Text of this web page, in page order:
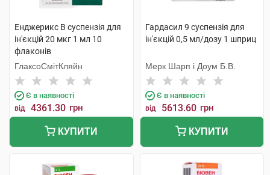
Енджерикс B суспензія для
ін'єкцій 20 мкг 1 мл 10
флаконів
ГлаксоСмітКляйн
Є в наявності
від 4361.30 грн
КУПИТИ
Гардасил 9 суспензія для
ін'єкцій 0,5 мл/дозу 1 шприц
Мерк Шарп і Доум Б.В.
Є в наявності
від 5613.60 грн
КУПИТИ